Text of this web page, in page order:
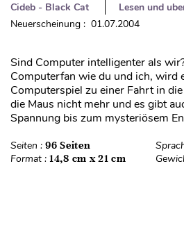
Cideb - Black Cat
Lesen und
Neuerscheinung : 01.07.2004
Sind Computer intelligenter als
Computerfan wie du und ich, wird
Computerspiel zu einer Fahrt in
die Maus nicht mehr und es gibt
Spannung bis zum mysteriösem
Seiten : 96 Seiten
Format : 14,8 cm x 21 cm